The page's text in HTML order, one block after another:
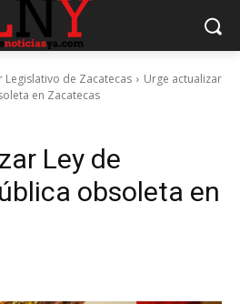
Legislativo de Zacatecas
Urge actualizar
en Zacatecas
Ley de
obsoleta en